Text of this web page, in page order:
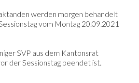
werden morgen behandelt
vom Montag 20.09.2021
SVP aus dem Kantonsrat
der Sessionstag beendet ist.